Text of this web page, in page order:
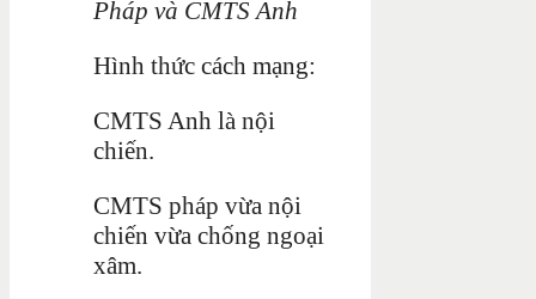
Pháp và CMTS Anh
Hình thức cách mạng:
CMTS Anh là nội
chiến.
CMTS pháp vừa nội
chiến vừa chống ngoại
xâm.